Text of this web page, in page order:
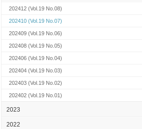
202412 (Vol.19 No.08)
202410 (Vol.19 No.07)
202409 (Vol.19 No.06)
202408 (Vol.19 No.05)
202406 (Vol.19 No.04)
202404 (Vol.19 No.03)
202403 (Vol.19 No.02)
202402 (Vol.19 No.01)
2023
2022